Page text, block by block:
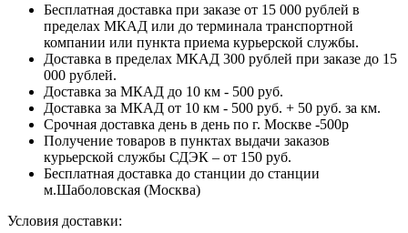
Бесплатная доставка при заказе от 15 000 рублей в
пределах МКАД или до терминала транспортной
компании или пункта приема курьерской службы.
Доставка в пределах МКАД 300 рублей при заказе до 15
000 рублей.
Доставка за МКАД до 10 км - 500 руб.
Доставка за МКАД от 10 км - 500 руб. + 50 руб. за км.
Срочная доставка день в день по г. Москве -500р
Получение товаров в пунктах выдачи заказов
курьерской службы СДЭК – от 150 руб.
Бесплатная доставка до станции до станции
м.Шаболовская (Москва)
Условия доставки: